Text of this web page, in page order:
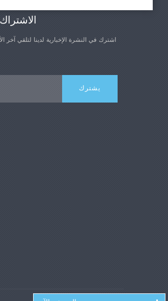
اشترك في النشرة الإخبارية لدينا لتلقي آخر